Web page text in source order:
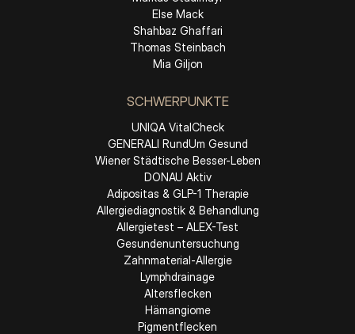
Else Mack
Shahbaz Ghaffari
Thomas Steinbach
Mia Giljon
SCHWERPUNKTE
UNIQA VitalCheck
GENERALI RundUm Gesund
Wiener Städtische Besser-Leben
DONAU Aktiv
Adipositas & GLP-1 Therapie
Allergiediagnostik & Behandlung
Allergietest – ALEX-Test
Gesundenuntersuchung
Zahnmaterial-Allergie
Lymphdrainage
Altersflecken
Hämangiome
Pigmentflecken